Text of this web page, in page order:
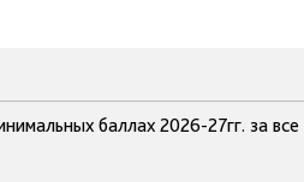
баллах 2026-27гг. за